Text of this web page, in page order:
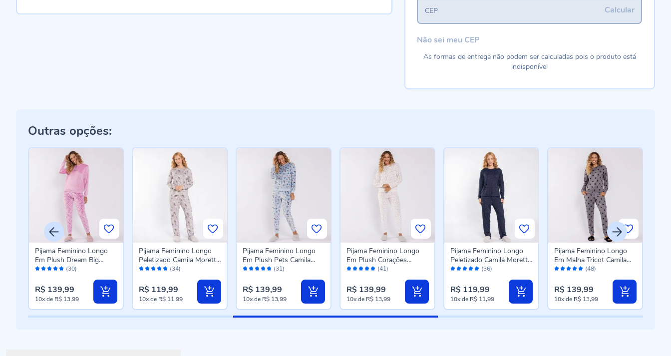
Calcular
CEP
Não sei meu CEP
As formas de entrega não podem ser calculadas pois o produto está
indisponível
Outras opções:
Avaliação: (30)
Pijama Feminino Longo
Em Plush Dream Big
Camila Moretti Rose
R$ 139,99
10xde R$ 13,99
Avaliação: (34)
Pijama Feminino Longo
Peletizado Camila Moretti
Cinza Fosco
R$ 119,99
10xde R$ 11,99
Avaliação: (31)
Pijama Feminino Longo
Em Plush Pets Camila
Moretti Estampado
R$ 139,99
10xde R$ 13,99
Avaliação: (41)
Pijama Feminino Longo
Em Plush Corações
Camila Moretti Estampado
R$ 139,99
10xde R$ 13,99
Avaliação: (36)
Pijama Feminino Longo
Peletizado Camila Moretti
Azul Meia-Noite
R$ 119,99
10xde R$ 11,99
Avaliação: (48)
Pijama Feminino Longo
Em Malha Tricot Camila
Moretti Gato
R$ 139,99
10xde R$ 13,99